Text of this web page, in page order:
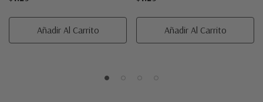
Añadir Al Carrito Añadir Al Carrito